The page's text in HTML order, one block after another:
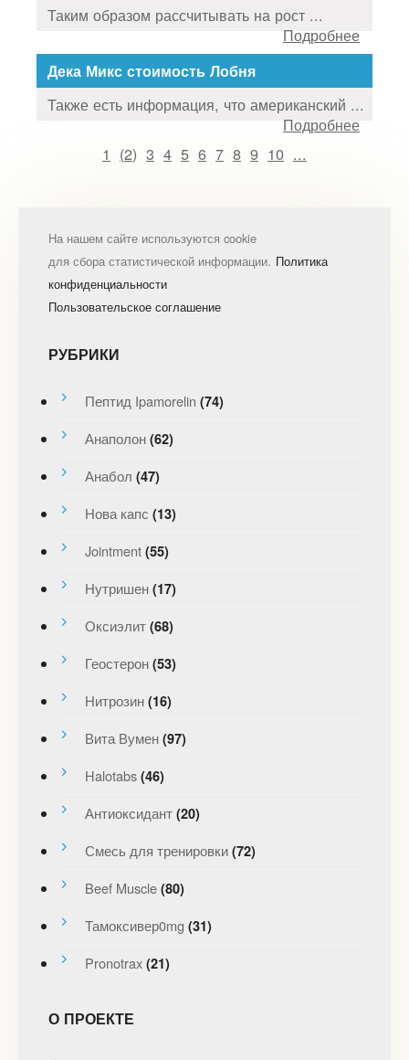
Таким образом рассчитывать на рост ...
Подробнее
Дека Микс стоимость Лобня
Также есть информация, что американский ...
Подробнее
1 (2) 3 4 5 6 7 8 9 10 ...
На нашем сайте используются cookie
для сбора статистической информации. Политика
конфиденциальности
Пользовательское соглашение
РУБРИКИ
Пептид Ipamorelin (74)
Анаполон (62)
Анабол (47)
Нова капс (13)
Jointment (55)
Нутришен (17)
Оксиэлит (68)
Геостерон (53)
Нитрозин (16)
Вита Вумен (97)
Halotabs (46)
Антиоксидант (20)
Смесь для тренировки (72)
Beef Muscle (80)
Тамоксивер0mg (31)
Pronotrax (21)
О ПРОЕКТЕ